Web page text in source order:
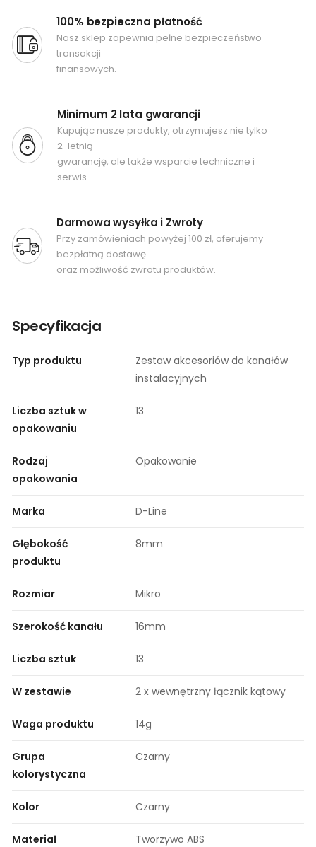
100% bezpieczna płatność
Nasz sklep zapewnia pełne bezpieczeństwo
transakcji
finansowych.
Minimum 2 lata gwarancji
Kupując nasze produkty, otrzymujesz nie tylko
2-letnią
gwarancję, ale także wsparcie techniczne i
serwis.
Darmowa wysyłka i Zwroty
Przy zamówieniach powyżej 100 zł, oferujemy
bezpłatną dostawę
oraz możliwość zwrotu produktów.
Specyfikacja
Typ produktu
Zestaw akcesoriów do kanałów
instalacyjnych
Liczba sztuk w
opakowaniu
13
Rodzaj
opakowania
Opakowanie
Marka D-Line
Głębokość
produktu
8mm
Rozmiar Mikro
Szerokość kanału 16mm
Liczba sztuk 13
W zestawie 2 x wewnętrzny łącznik kątowy
Waga produktu 14g
Grupa
kolorystyczna
Czarny
Kolor Czarny
Materiał Tworzywo ABS